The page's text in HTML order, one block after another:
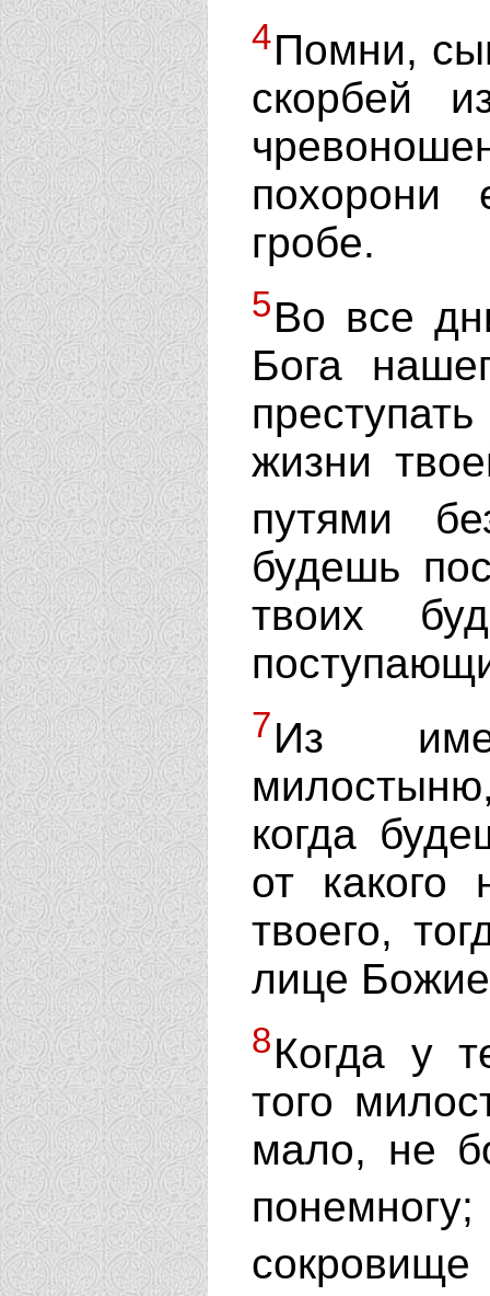
4Помни,
скорбей
гробе.
5Во все
Бога
жизни
путями
будешь
твоих
7Из
когда
от какого
твоего,
лице
8Когда у
того
мало, не
понемногу;